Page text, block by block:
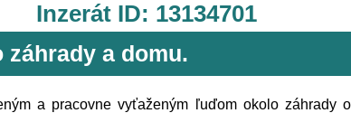
Inzerát ID: 13134701
a domu.
a pracovne vyťaženým ľuďom okolo záhrady